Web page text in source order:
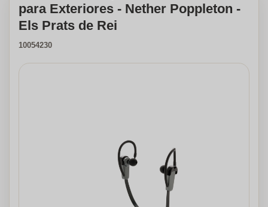
para Exteriores - Nether Poppleton -
Els Prats de Rei
10054230